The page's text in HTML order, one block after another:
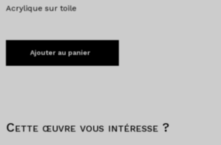
Acrylique sur toile
Ajouter au panier
Cette œuvre vous intéresse ?